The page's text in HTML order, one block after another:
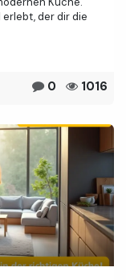
der dir die
0 1016